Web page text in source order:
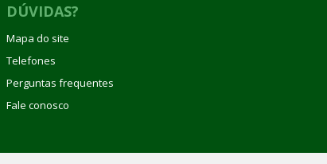
DÚVIDAS?
Mapa do site
Telefones
Perguntas frequentes
Fale conosco